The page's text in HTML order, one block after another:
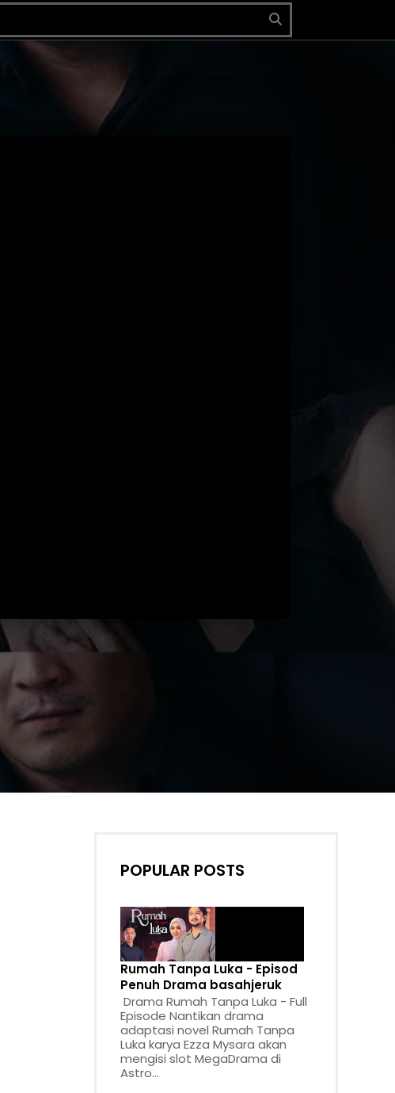
POPULAR POSTS
Rumah Tanpa Luka - Episod
Penuh Drama basahjeruk
Drama Rumah Tanpa Luka - Full
Episode Nantikan drama
adaptasi novel Rumah Tanpa
Luka karya Ezza Mysara akan
mengisi slot MegaDrama di
Astro...